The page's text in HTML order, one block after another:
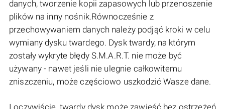
danych, tworzenie kopii zapasowych lub przenoszenie
plików na inny nośnik.Równocześnie z
przechowywaniem danych należy podjąć kroki w celu
wymiany dysku twardego. Dysk twardy, na którym
zostały wykryte błędy S.M.A.R.T. nie może być
używany - nawet jeśli nie ulegnie całkowitemu
zniszczeniu, może częściowo uszkodzić Wasze dane.
I oczywiście, twardy dysk może zawieść bez ostrzeżeń